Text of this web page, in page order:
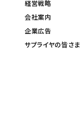
経営戦略
会社案内
企業広告
サプライヤの皆さま